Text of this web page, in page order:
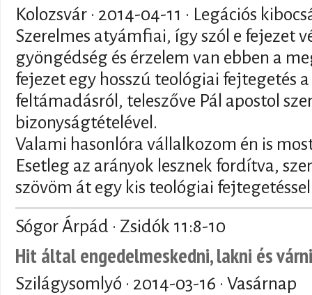
Kolozsvár · 2014-04-11 · Legációs
Szerelmes atyámfiai, így szól e fejezet
gyöngédség és érzelem van ebben a
fejezet egy hosszú teológiai fejtegetés
feltámadásról, teleszőve Pál apostol
bizonyságtételével.
Valami hasonlóra vállalkozom én is
Esetleg az arányok lesznek fordítva,
szövöm át egy kis teológiai
Sógor Árpád · Zsidók 11:8-10
Hit által engedelmeskedni, lakni és várni
Szilágysomlyó · 2014-03-16 · Vasárnap